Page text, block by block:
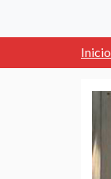
Inicio